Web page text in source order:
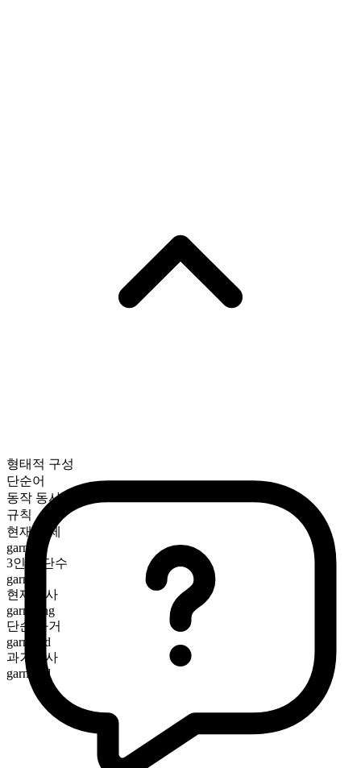
형태적 구성
단순어
동작 동사
규칙
현재 시제
garner
3인칭 단수
garners
현재분사
garnering
단순 과거
garnered
과거분사
garnered